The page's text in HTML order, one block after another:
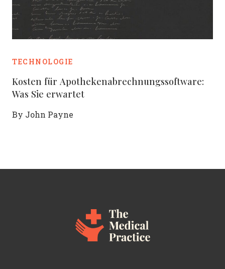
TECHNOLOGIE
Kosten für Apothekenabrechnungssoftware:
Was Sie erwartet
By John Payne